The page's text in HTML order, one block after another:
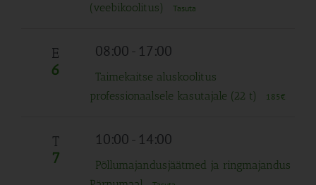
(veebikoolitus)
Tasuta
E
6
08:00- 17:00
Taimekaitse aluskoolitus
professionaalsele kasutajale (22 t)
185€
T
7
10:00- 14:00
Põllumajandusjäätmed ja ringmajandus